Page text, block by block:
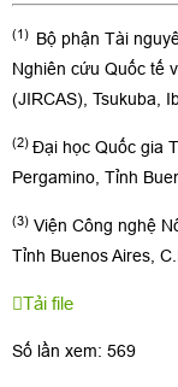
(1) Bộ phận Tài
Nghiên cứu Quốc tế
(JIRCAS), Tsukuba,
(2) Đại học Quốc gia
Pergamino, Tỉnh
(3) Viện Công nghệ
Tỉnh Buenos Aires,
Tải file
Số lần xem: 569